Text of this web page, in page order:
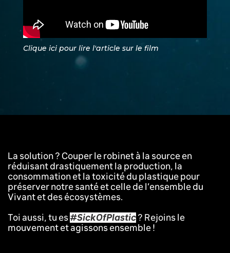
Clique ici pour lire l'article sur le film
La solution ? Couper le robinet à la source en
réduisant drastiquement la production, la
consommation et la toxicité du plastique pour
préserver notre santé et celle de l’ensemble du
Vivant et des écosystèmes.
Toi aussi, tu es #SickOfPlastic ? Rejoins le
mouvement et agissons ensemble !